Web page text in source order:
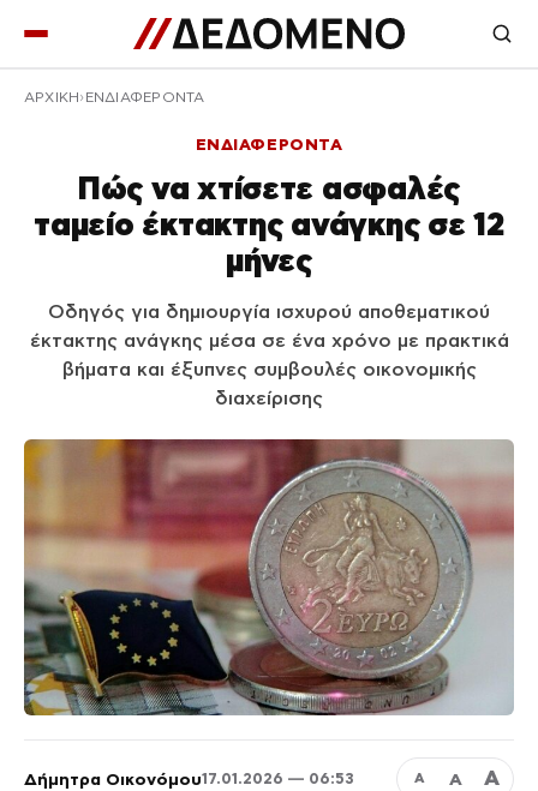
ΑΡΧΙΚΉ ΕΝΔΙΑΦΕΡΟΝΤΑ
ΕΝΔΙΑΦΕΡΟΝΤΑ
Πώς να χτίσετε ασφαλές
ταμείο έκτακτης ανάγκης σε 12
μήνες
Οδηγός για δημιουργία ισχυρού αποθεματικού
έκτακτης ανάγκης μέσα σε ένα χρόνο με πρακτικά
βήματα και έξυπνες συμβουλές οικονομικής
διαχείρισης
Δήμητρα Οικονόμου17.01.2026 — 06:53 Α Α Α